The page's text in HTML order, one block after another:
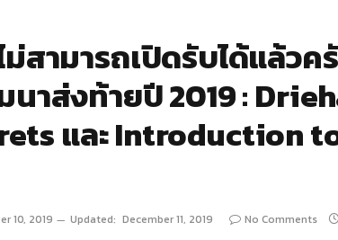
สามารถเปิดรับได้แล้ว
นาส่งท้ายปี 2019 :
และ Introduction
10, 2019 Updated: December 11, 2019 No Comments